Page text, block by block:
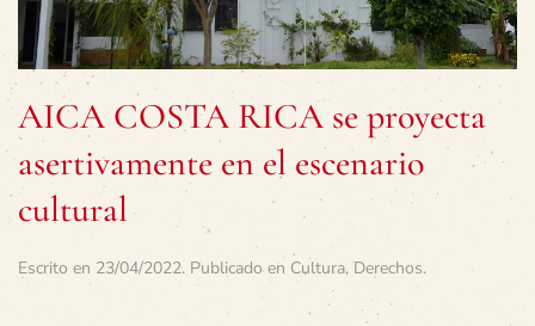
AICA COSTA RICA se proyecta
asertivamente en el escenario
cultural
Escrito en 23/04/2022. Publicado en Cultura, Derechos.